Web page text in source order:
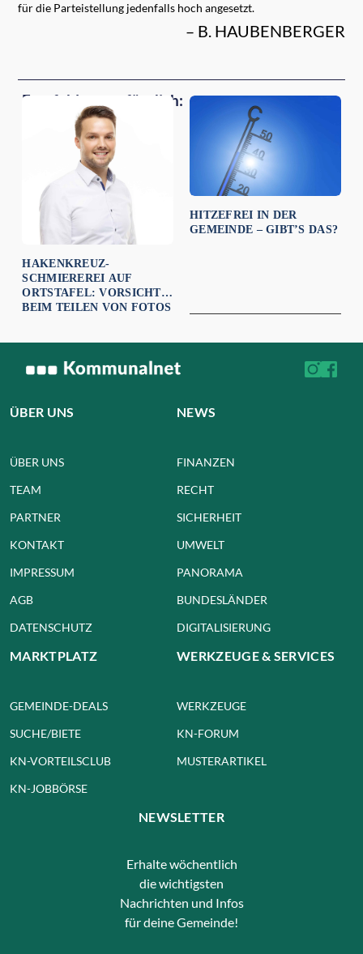
für die Parteistellung jedenfalls hoch angesetzt.
– B. HAUBENBERGER
Empfehlungen für dich:
HAKENKREUZ-
SCHMIEREREI AUF
ORTSTAFEL: VORSICHT
BEIM TEILEN VON FOTOS
HITZEFREI IN DER
GEMEINDE – GIBT’S DAS?
ÜBER UNS
ÜBER UNS
TEAM
PARTNER
KONTAKT
IMPRESSUM
AGB
DATENSCHUTZ
NEWS
FINANZEN
RECHT
SICHERHEIT
UMWELT
PANORAMA
BUNDESLÄNDER
DIGITALISIERUNG
MARKTPLATZ
GEMEINDE-DEALS
SUCHE/BIETE
KN-VORTEILSCLUB
KN-JOBBÖRSE
WERKZEUGE & SERVICES
WERKZEUGE
KN-FORUM
MUSTERARTIKEL
NEWSLETTER
Erhalte wöchentlich
die wichtigsten
Nachrichten und Infos
für deine Gemeinde!